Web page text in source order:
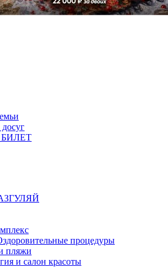
процедуры
пляжи
и салон красоты